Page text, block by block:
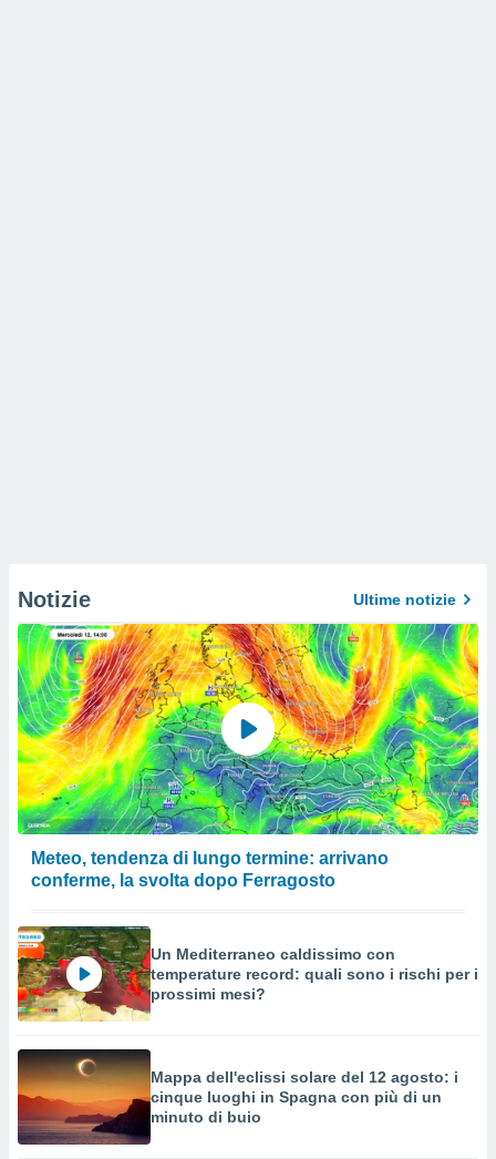
Notizie Ultime notizie
Meteo, tendenza di lungo termine: arrivano
conferme, la svolta dopo Ferragosto
Un Mediterraneo caldissimo con
temperature record: quali sono i rischi per i
prossimi mesi?
Mappa dell'eclissi solare del 12 agosto: i
cinque luoghi in Spagna con più di un
minuto di buio